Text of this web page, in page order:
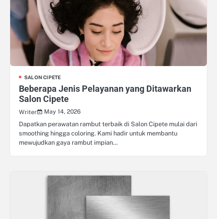
SALON CIPETE
Beberapa Jenis Pelayanan yang Ditawarkan
Salon Cipete
Writer
May 14, 2026
Dapatkan perawatan rambut terbaik di Salon Cipete mulai dari
smoothing hingga coloring. Kami hadir untuk membantu
mewujudkan gaya rambut impian…